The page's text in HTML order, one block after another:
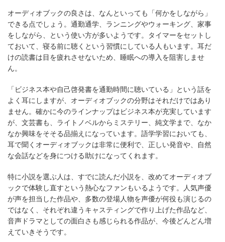
オーディオブックの良さは、なんといっても「何かをしながら」
できる点でしょう。通勤通学、ランニングやウォーキング、家事
をしながら、という使い方が多いようです。タイマーをセットし
ておいて、寝る前に聴くという習慣にしている人もいます。耳だ
けの読書は目を疲れさせないため、睡眠への導入を阻害しませ
ん。
「ビジネス本や自己啓発書を通勤時間に聴いている」という話を
よく耳にしますが、オーディオブックの分野はそれだけではあり
ません。確かに今のラインナップはビジネス本が充実しています
が、文芸書も、ライトノベルからミステリー、純文学まで、なか
なか興味をそそる品揃えになっています。語学学習においても、
耳で聞くオーディオブックは非常に便利で、正しい発音や、自然
な会話などを身につける助けになってくれます。
特に小説を選ぶ人は、すでに読んだ小説を、改めてオーディオブ
ックで体験し直すという熱心なファンもいるようです。人気声優
が声を担当した作品や、多数の登場人物を声優が何役も演じるの
ではなく、それぞれ違うキャスティングで作り上げた作品など、
音声ドラマとしての面白さも感じられる作品が、今後どんどん増
えていきそうです。